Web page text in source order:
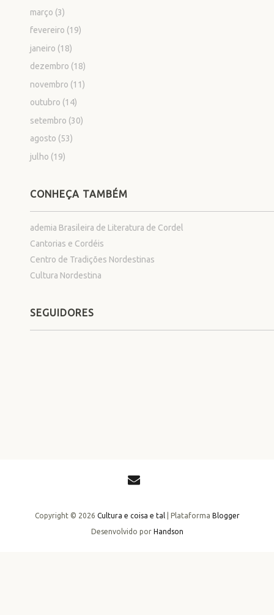
março (3)
fevereiro (19)
janeiro (18)
dezembro (18)
novembro (11)
outubro (14)
setembro (30)
agosto (53)
julho (19)
CONHEÇA TAMBÉM
ademia Brasileira de Literatura de Cordel
Cantorias e Cordéis
Centro de Tradições Nordestinas
Cultura Nordestina
SEGUIDORES
Copyright © 2026 Cultura e coisa e tal| Plataforma Blogger
Desenvolvido por Handson